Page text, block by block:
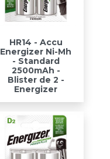
HR14 - Accu
Energizer Ni-Mh
- Standard
2500mAh -
Blister de 2 -
Energizer